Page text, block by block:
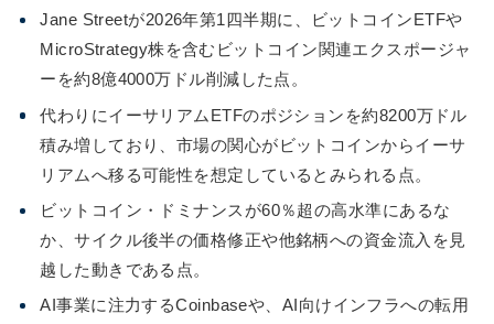
Jane Streetが2026年第1四半期に、ビットコインETFや
MicroStrategy株を含むビットコイン関連エクスポージャ
ーを約8億4000万ドル削減した点。
代わりにイーサリアムETFのポジションを約8200万ドル
積み増しており、市場の関心がビットコインからイーサ
リアムへ移る可能性を想定しているとみられる点。
ビットコイン・ドミナンスが60％超の高水準にあるな
か、サイクル後半の価格修正や他銘柄への資金流入を見
越した動きである点。
AI事業に注力するCoinbaseや、AI向けインフラへの転用